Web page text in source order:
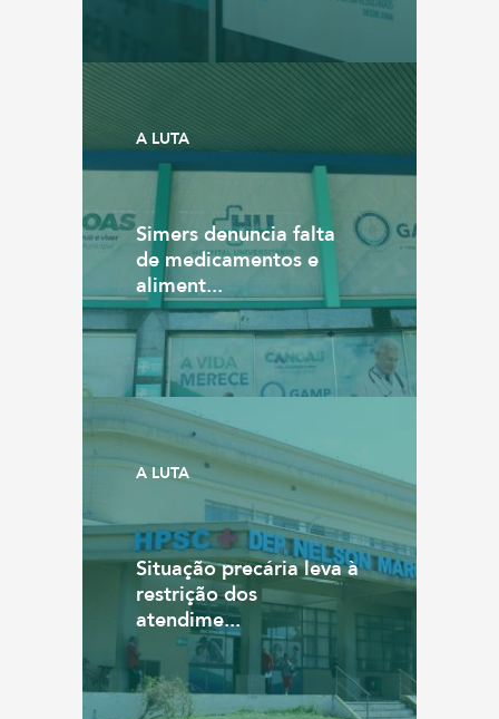
A LUTA
Simers denuncia falta
de medicamentos e
aliment...
A LUTA
Situação precária leva à
restrição dos
atendime...